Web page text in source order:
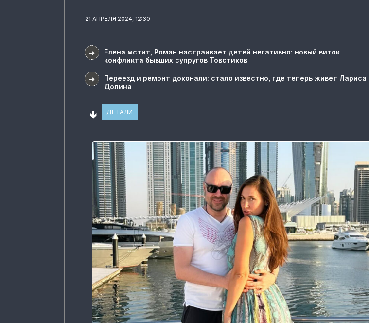
21 АПРЕЛЯ 2024, 12:30
➜
Елена мстит, Роман настраивает детей негативно: новый виток
конфликта бывших супругов Товстиков
➜
Переезд и ремонт доконали: стало известно, где теперь живет Лариса
Долина
🢃 ДЕТАЛИ